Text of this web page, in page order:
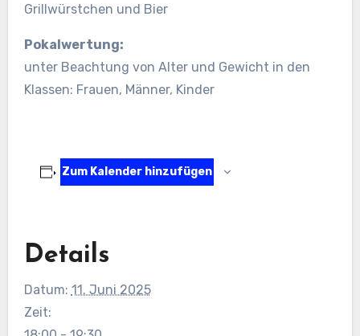
Grillwürstchen und Bier
Pokalwertung:
unter Beachtung von Alter und Gewicht in den
Klassen: Frauen, Männer, Kinder
Zum Kalender hinzufügen
Details
Datum: 11. Juni 2025
Zeit: